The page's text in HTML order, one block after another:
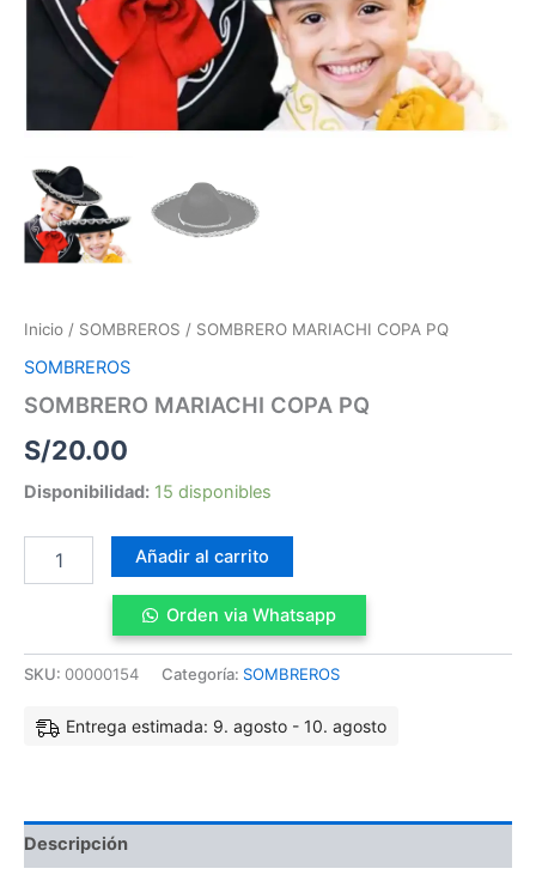
Inicio / SOMBREROS / SOMBRERO MARIACHI COPA PQ
SOMBREROS
SOMBRERO MARIACHI COPA PQ
S/20.00
Disponibilidad: 15 disponibles
Añadir al carrito
Orden via Whatsapp
SKU: 00000154 Categoría: SOMBREROS
Entrega estimada: 9. agosto - 10. agosto
Descripción